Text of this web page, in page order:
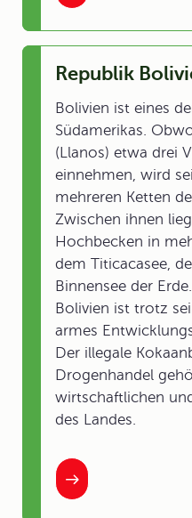
Republik
Bolivien ist eines
Südamerikas.
(Llanos) etwa drei
einnehmen, wird
mehreren Ketten
Zwischen ihnen
Hochbecken in
dem Titicacasee,
Binnensee der Erde.
Bolivien ist trotz
armes
Der illegale
Drogenhandel
wirtschaftlichen
des Landes.